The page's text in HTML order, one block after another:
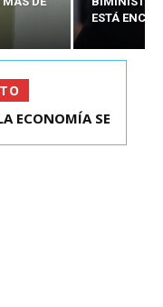
ESTÁ
ELECTO DE
ECONOMÍA SE